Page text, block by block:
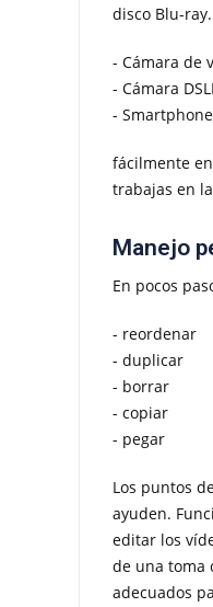
disco Blu-
- Cámara de
- Cámara
- Smartphone
fácilmente
trabajas en
Manejo
En pocos
- reordenar
- duplicar
- borrar
- copiar
- pegar
Los puntos
ayuden.
editar los
de una toma
adecuados